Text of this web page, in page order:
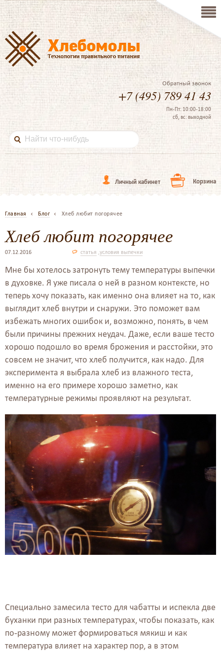
Обратный звонок
+7 (495) 789 41 43
Пн-Пт: 10:00-18:00
сб, вс: выходной
Личный кабинет Корзина
Главная Блог Хлеб любит погорячее
Хлеб любит погорячее
07.12.2016 статья ,условия выпечки
Мне бы хотелось затронуть тему температуры выпечки
в духовке. Я уже писала о ней в разном контексте, но
теперь хочу показать, как именно она влияет на то, как
выглядит хлеб внутри и снаружи. Это поможет вам
избежать многих ошибок и, возможно, понять, в чем
были причины прежних неудач. Даже, если ваше тесто
хорошо подошло во время брожения и расстойки, это
совсем не значит, что хлеб получится, как надо. Для
эксперимента я выбрала хлеб из влажного теста,
именно на его примере хорошо заметно, как
температурные режимы проявляют на результат.
Специально замесила тесто для чабатты и испекла две
буханки при разных температурах, чтобы показать, как
по-разному может формироваться мякиш и как
температура влияет на характер пор, а в этом